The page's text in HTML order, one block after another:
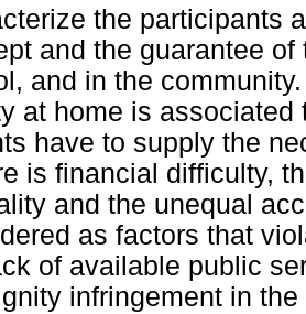
the participants
and the guarantee
and in the
at home is
have to supply the
is financial difficulty,
and the unequal
as factors that
of available public
infringement in the